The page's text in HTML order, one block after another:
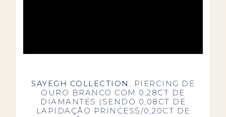
SAYEGH COLLECTION
. PIERCING DE
OURO BRANCO COM 0,28CT DE
DIAMANTES (SENDO 0,08CT DE
LAPIDAÇÃO PRINCESS/0,20CT DE